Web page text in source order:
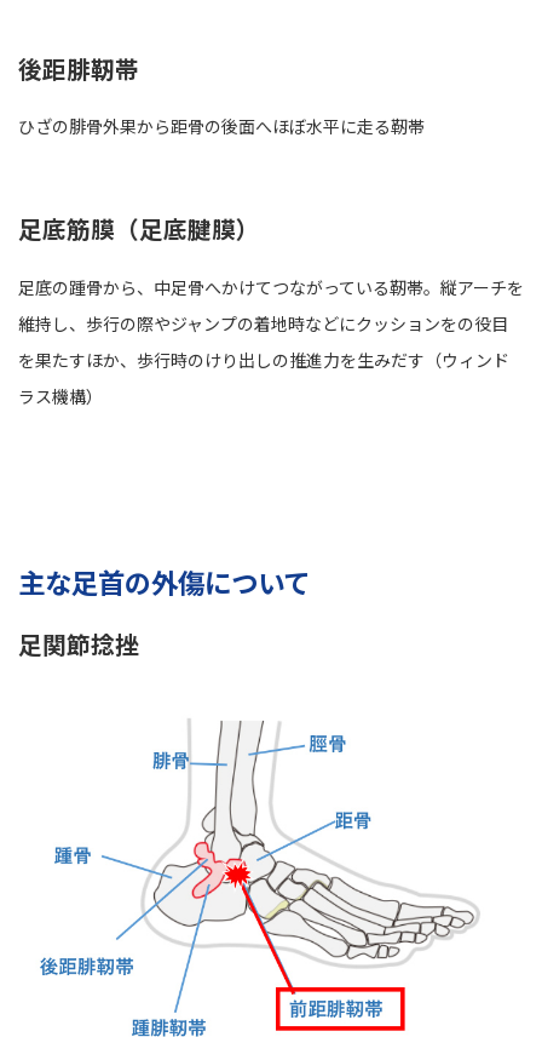
後距腓靭帯
ひざの腓骨外果から距骨の後面へほぼ水平に走る靭帯
足底筋膜（足底腱膜）
足底の踵骨から、中足骨へかけてつながっている靭帯。縦アーチを
維持し、歩行の際やジャンプの着地時などにクッションをの役目
を果たすほか、歩行時のけり出しの推進力を生みだす（ウィンド
ラス機構）
主な足首の外傷について
足関節捻挫